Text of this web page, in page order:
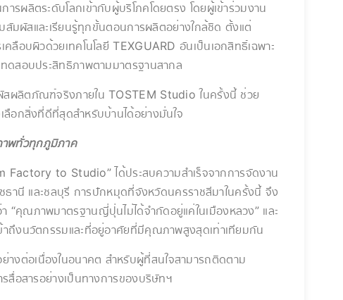
รผลิตระดับโลกเข้ากับผู้บริโภคโดยตรง โดยผู้เข้าร่วมงาน
สัมผัสและเรียนรู้ทุกขั้นตอนการผลิตอย่างใกล้ชิด ตั้งแต่
ลือบผิวด้วยเทคโนโลยี TEXGUARD อันเป็นเอกสิทธิ์เฉพาะ
ดสอบประสิทธิภาพตามมาตรฐานสากล
สผลิตภัณฑ์จริงภายใน TOSTEM Studio ในครั้งนี้ ช่วย
ลือกสิ่งที่ดีที่สุดสำหรับบ้านได้อย่างมั่นใจ
าพทั่วทุกภูมิภาค
to Studio” ได้ประสบความสำเร็จจากการจัดงาน
ธานี และชลบุรี การปักหมุดที่จังหวัดนครราชสีมาในครั้งนี้ จึง
“คุณภาพมาตรฐานญี่ปุ่นไม่ได้จำกัดอยู่แค่ในเมืองหลวง” และ
าถึงนวัตกรรมและที่อยู่อาศัยที่มีคุณภาพสูงสุดเท่าเทียมกัน
งต่อเนื่องในอนาคต สำหรับผู้ที่สนใจสามารถติดตาม
รสื่อสารอย่างเป็นทางการของบริษัทฯ